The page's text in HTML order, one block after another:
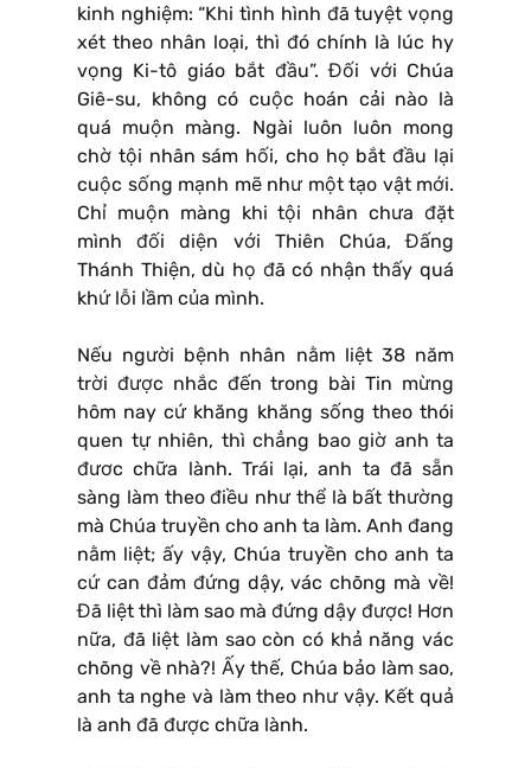
kinh nghiệm: “Khi tình hình đã tuyệt vọng
xét theo nhân loại, thì đó chính là lúc hy
vọng Ki-tô giáo bắt đầu”. Đối với Chúa
Giê-su, không có cuộc hoán cải nào là
quá muộn màng. Ngài luôn luôn mong
chờ tội nhân sám hối, cho họ bắt đầu lại
cuộc sống mạnh mẽ như một tạo vật mới.
Chỉ muộn màng khi tội nhân chưa đặt
mình đối diện với Thiên Chúa, Đấng
Thánh Thiện, dù họ đã có nhận thấy quá
khứ lỗi lầm của mình.
Nếu người bệnh nhân nằm liệt 38 năm
trời được nhắc đến trong bài Tin mừng
hôm nay cứ khăng khăng sống theo thói
quen tự nhiên, thì chẳng bao giờ anh ta
đươc chữa lành. Trái lại, anh ta đã sẵn
sàng làm theo điều như thể là bất thường
mà Chúa truyền cho anh ta làm. Anh đang
nằm liệt; ấy vậy, Chúa truyền cho anh ta
cứ can đảm đứng dậy, vác chõng mà về!
Đã liệt thì làm sao mà đứng dậy được! Hơn
nữa, đã liệt làm sao còn có khả năng vác
chõng về nhà?! Ấy thế, Chúa bảo làm sao,
anh ta nghe và làm theo như vậy. Kết quả
là anh đã được chữa lành.